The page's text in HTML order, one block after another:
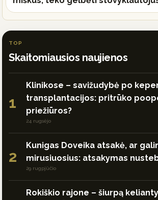
TOP
Skaitomiausios naujienos
1
Klinikose – savižudybė po
transplantacijos: pritrūko
priežiūros?
24 rugsėjo
2
Kunigas Doveika atsakė, ar
mirusiuosius: atsakymas
29 rugpjūčio
Rokiškio rajone – šiurpą